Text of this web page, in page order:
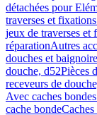
détachées pour
traverses et
jeux de traverses et
réparationAutres
douches et
douche, d52Pièces
receveurs de
Avec caches bondes
cache bondeCaches